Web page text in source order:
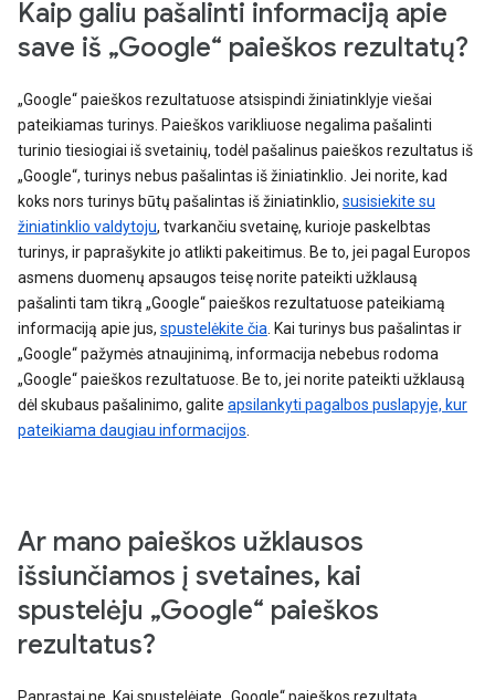
Kaip galiu pašalinti informaciją apie
save iš „Google“ paieškos rezultatų?
„Google“ paieškos rezultatuose atsispindi žiniatinklyje viešai
pateikiamas turinys. Paieškos varikliuose negalima pašalinti
turinio tiesiogiai iš svetainių, todėl pašalinus paieškos rezultatus iš
„Google“, turinys nebus pašalintas iš žiniatinklio. Jei norite, kad
koks nors turinys būtų pašalintas iš žiniatinklio, susisiekite su
žiniatinklio valdytoju, tvarkančiu svetainę, kurioje paskelbtas
turinys, ir paprašykite jo atlikti pakeitimus. Be to, jei pagal Europos
asmens duomenų apsaugos teisę norite pateikti užklausą
pašalinti tam tikrą „Google“ paieškos rezultatuose pateikiamą
informaciją apie jus, spustelėkite čia . Kai turinys bus pašalintas ir
„Google“ pažymės atnaujinimą, informacija nebebus rodoma
„Google“ paieškos rezultatuose. Be to, jei norite pateikti užklausą
dėl skubaus pašalinimo, galite apsilankyti pagalbos puslapyje, kur
pateikiama daugiau informacijos
Ar mano paieškos užklausos
išsiunčiamos į svetaines, kai
spustelėju „Google“ paieškos
rezultatus?